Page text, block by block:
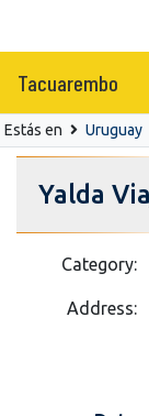
Tacuarembo
Estás en Uruguay
Yalda
Category:
Address: